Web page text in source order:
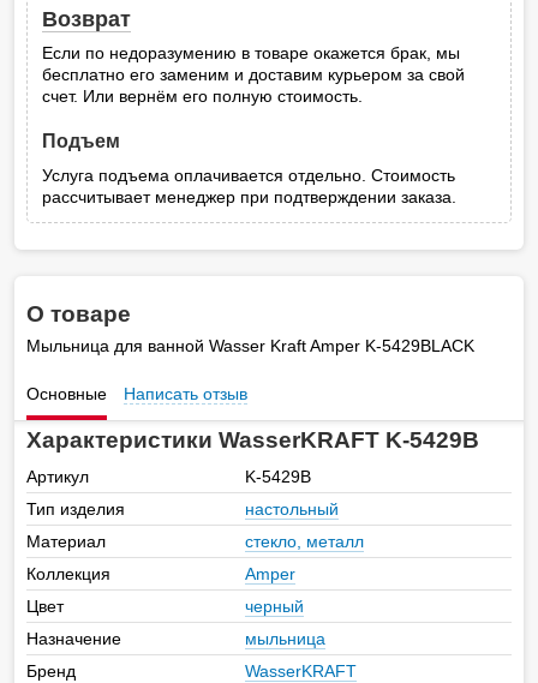
Возврат
Если по недоразумению в товаре окажется брак, мы
бесплатно его заменим и доставим курьером за свой
счет. Или вернём его полную стоимость.
Подъем
Услуга подъема оплачивается отдельно. Стоимость
рассчитывает менеджер при подтверждении заказа.
О товаре
Мыльница для ванной Wasser Kraft Amper K-5429BLACK
Основные Написать отзыв
Характеристики WasserKRAFT K-5429B
Артикул
K-5429B
Тип изделия
настольный
Материал
стекло, металл
Коллекция
Amper
Цвет
черный
Назначение
мыльница
Бренд
WasserKRAFT